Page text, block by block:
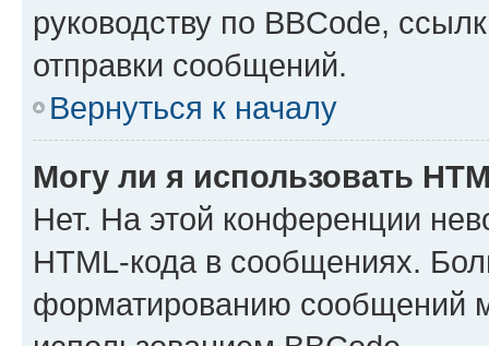
руководству по BBCode,
отправки сообщений.
Вернуться к началу
Могу ли я использовать
Нет. На этой конференции
HTML-кода в сообщениях.
форматированию сообщений